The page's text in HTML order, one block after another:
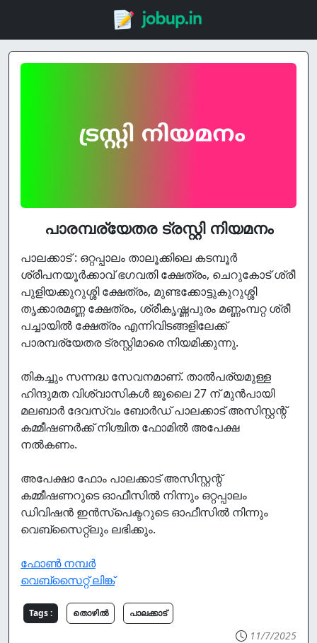
പാരമ്പര്യേതര ട്രസ്റ്റി നിയമനം
പാലക്കാട് : ഒറ്റപ്പാലം താലൂക്കിലെ കടമ്പൂര്‍
ശ്രീപനയൂര്‍ക്കാവ് ഭഗവതി ക്ഷേത്രം, ചെറുകോട് ശ്രീ
പുളിയക്കുറുശ്ശി ക്ഷേത്രം, മുണ്ടക്കോട്ടുകുറുശ്ശി
തൃക്കാരമണ്ണ ക്ഷേത്രം, ശ്രീകൃഷ്ണപുരം മണ്ണംമ്പറ്റ ശ്രീ
പച്ചായില്‍ ക്ഷേത്രം എന്നിവിടങ്ങളിലേക്ക്
പാരമ്പര്യേതര ട്രസ്റ്റിമാരെ നിയമിക്കുന്നു.
തികച്ചും സന്നദ്ധ സേവനമാണ്. താല്‍പര്യമുള്ള
ഹിന്ദുമത വിശ്വാസികള്‍ ജൂലൈ 27 ന് മുന്‍പായി
മലബാര്‍ ദേവസ്വം ബോര്‍ഡ് പാലക്കാട് അസിസ്റ്റന്റ്
കമ്മീഷണര്‍ക്ക് നിശ്ചിത ഫോമില്‍ അപേക്ഷ
നല്‍കണം.
അപേക്ഷാ ഫോം പാലക്കാട് അസിസ്റ്റന്റ്
കമ്മീഷണറുടെ ഓഫീസില്‍ നിന്നും ഒറ്റപ്പാലം
ഡിവിഷന്‍ ഇന്‍സ്‌പെക്ടറുടെ ഓഫീസില്‍ നിന്നും
വെബ്സൈറ്റ്ലും ലഭിക്കും.
ഫോൺ നമ്പർ
വെബ്സൈറ്റ് ലിങ്ക്
Tags : തൊഴില്‍ പാലക്കാട്
11/7/2025